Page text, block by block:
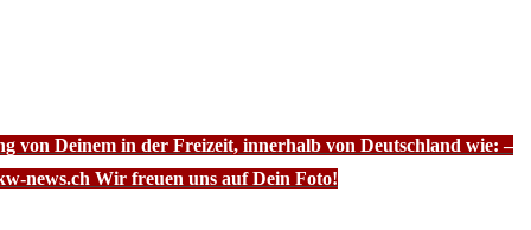
von Deinem in der Freizeit, innerhalb von Deutschland wie: –
news.ch Wir freuen uns auf Dein Foto!